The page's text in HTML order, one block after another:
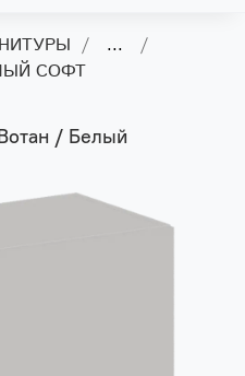
...
СОФТ
/ Белый